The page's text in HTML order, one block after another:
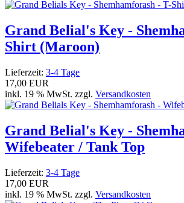
Grand Belial's Key -
Shirt (Maroon)
Lieferzeit: 3-4 Tage
17,00 EUR
inkl. 19 % MwSt. zzgl. Versandkosten
Grand Belial's Key -
Wifebeater / Tank Top
Lieferzeit: 3-4 Tage
17,00 EUR
inkl. 19 % MwSt. zzgl. Versandkosten